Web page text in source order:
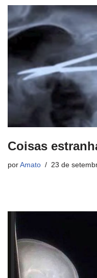
Coisas
por Amato 23 de